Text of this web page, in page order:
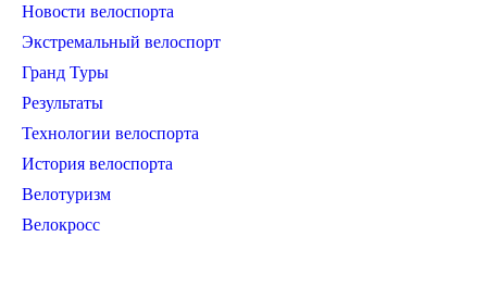
Новости велоспорта
Экстремальный велоспорт
Гранд Туры
Результаты
Технологии велоспорта
История велоспорта
Велотуризм
Велокросс